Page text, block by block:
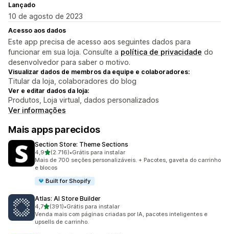
Lançado
10 de agosto de 2023
Acesso aos dados
Este app precisa de acesso aos seguintes dados para
funcionar em sua loja. Consulte a política de privacidade do
desenvolvedor para saber o motivo.
Visualizar dados de membros da equipe e colaboradores:
Titular da loja, colaboradores do blog
Ver e editar dados da loja:
Produtos, Loja virtual, dados personalizados
Ver informações
Mais apps parecidos
Section Store: Theme Sections
4,9de 5 estrelas
(2.716)
2716 avaliações ao todo
•Grátis para instalar
Mais de 700 seções personalizáveis. + Pacotes, gaveta do carrinho
e blocos
Built for Shopify
Atlas: AI Store Builder
4,7de 5 estrelas
(391)
391 avaliações ao todo
•Grátis para instalar
Venda mais com páginas criadas por IA, pacotes inteligentes e
upsells de carrinho.